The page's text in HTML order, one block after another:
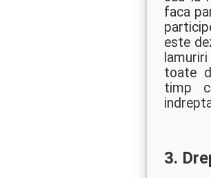
faca
este
toate
timp
3.